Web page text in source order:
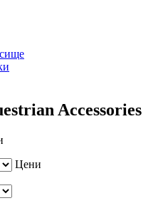
Accessories
Цени